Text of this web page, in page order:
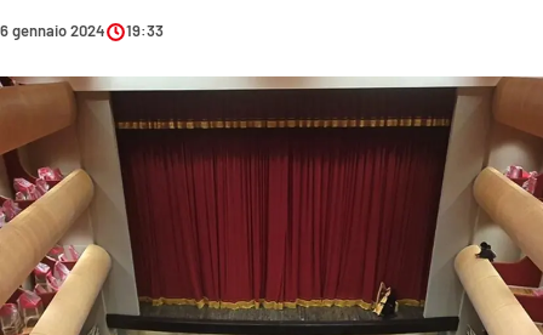
CULTURA
ECONOMIA E LAVORO
EVENTI
SPORT
6 gennaio 2024 19:33